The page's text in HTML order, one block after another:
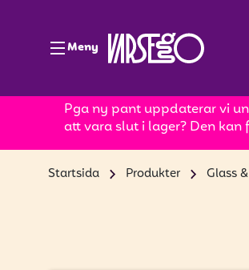
Meny
Pga ny pant uppdaterar vi
att vara slut i lager? Den
Startsida Produkter Glass